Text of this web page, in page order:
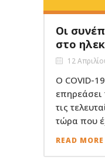
Οι
στο
12
Ο COVID-
επηρεάσει
τις
τώρα που
READ MORE